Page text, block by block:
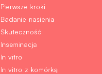
Pierwsze kroki
Badanie nasienia
Skuteczność
Inseminacja
In vitro
In vitro z komórką